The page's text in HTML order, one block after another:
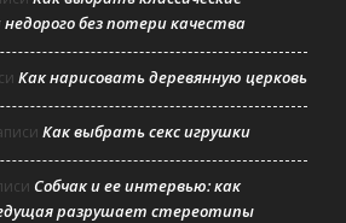
без потери качества
Как нарисовать деревянную церковь
Как выбрать секс игрушки
Собчак и ее интервью: как
разрушает стереотипы